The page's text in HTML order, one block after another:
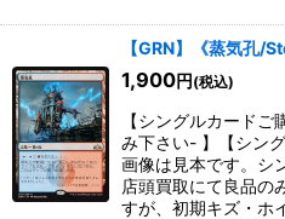
【GRN】《蒸気孔/
1,900円 (税込)
【シングルカード
み下さい- 】【シン
画像は見本です。シ
店頭買取にて良品の
すが、初期キズ・ホ